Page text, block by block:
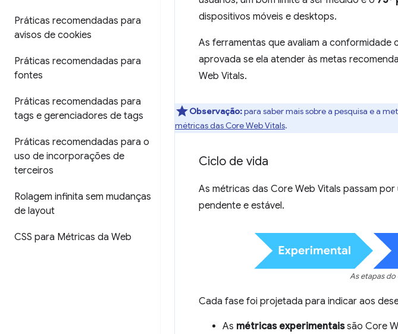
Práticas recomendadas para
avisos de cookies
Práticas recomendadas para
fontes
Práticas recomendadas para
tags e gerenciadores de tags
Práticas recomendadas para o
uso de incorporações de
terceiros
Rolagem infinita sem mudanças
de layout
CSS para Métricas da Web
dispositivos móveis e desktops.
As ferramentas que avaliam a conformidade
aprovada se ela atender às metas
Web Vitals.
Observação:para saber mais sobre a pesquisa e a
métricas das Core Web Vitals.
Ciclo de vida
As métricas das Core Web Vitals passam
pendente e estável.
As etapas do
Cada fase foi projetada para indicar aos
As métricas experimentaissão Core